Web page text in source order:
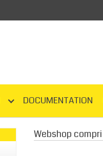
DOCUMENTATION
Webshop compri